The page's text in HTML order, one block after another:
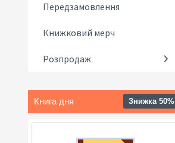
Передзамовлення
Книжковий мерч
Розпродаж
Книга дня Знижка 50%